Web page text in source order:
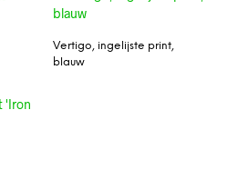
Vertigo, ingelijste print,
blauw